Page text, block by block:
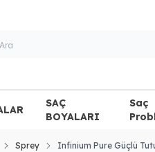
SAÇ
BOYALARI
Saç
Sprey Infinium Pure Güçlü